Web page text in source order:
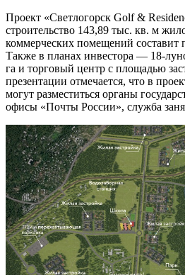
Проект «Светлогорск Golf &
строительство 143,89 тыс. кв. м
коммерческих помещений составит
Также в планах инвестора — 18-
га и торговый центр с площадью
презентации отмечается, что в
могут разместиться органы
офисы «Почты России», служба